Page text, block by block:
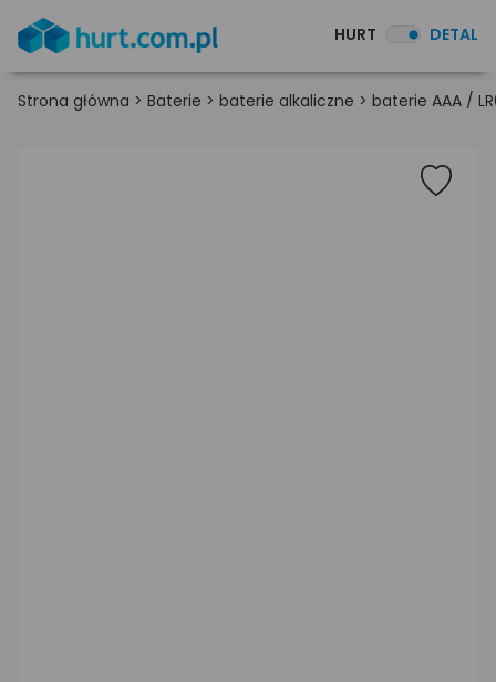
HURT DETAL
Strona główna > Baterie > baterie alkaliczne > baterie AAA /